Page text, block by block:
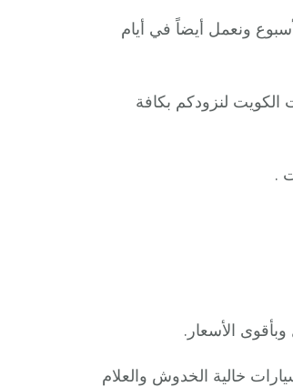
ونعمل أيضاً في أيام
الكويت لنزودكم بكافة
.
الأسعار.
خالية الخدوش والعلام